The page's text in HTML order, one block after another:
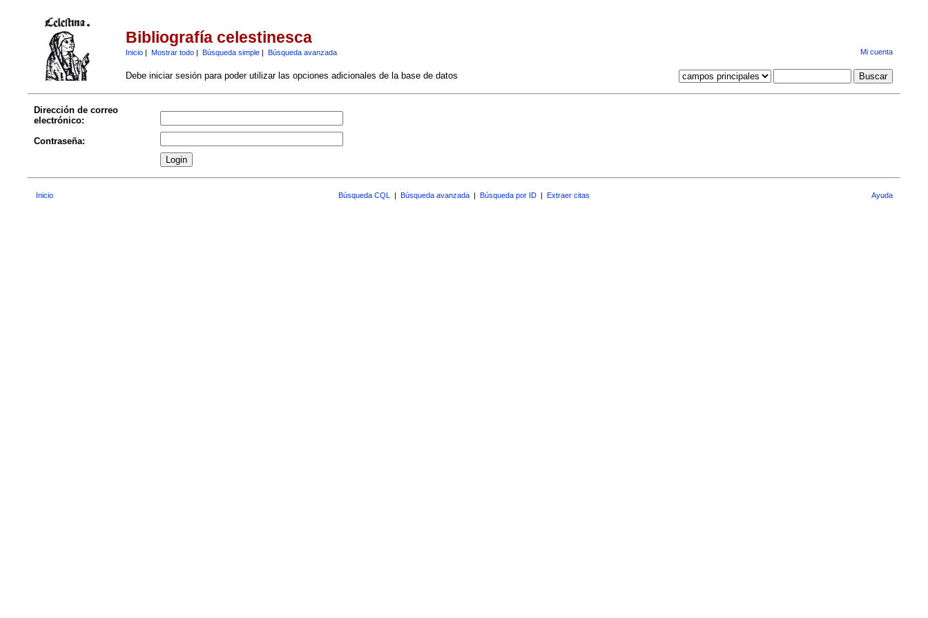
Bibliografía celestinesca
Inicio| Mostrar todo| Búsqueda simple| Búsqueda avanzada Mi cuenta
Debe iniciar sesión para poder utilizar las opciones adicionales de la base de datos
Dirección de correo
electrónico:
Contraseña:
Inicio Búsqueda CQL | Búsqueda avanzada | Búsqueda por ID | Extraer citas Ayuda